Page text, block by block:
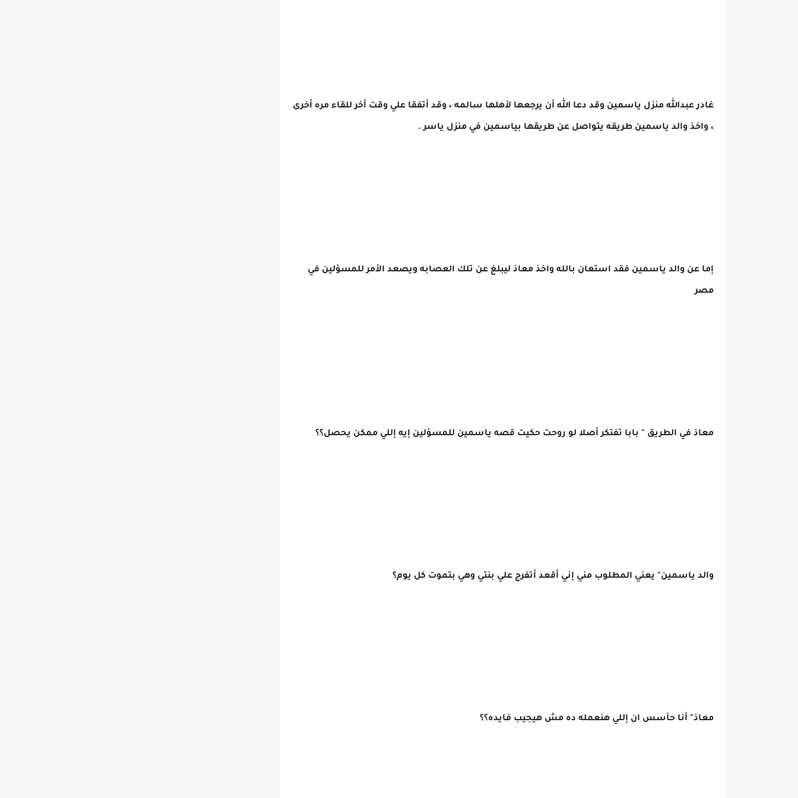
غادر عبدالله منزل ياسمين وقد دعا الله أن يرجعها لأهلها سالمه ، وقد أتفقا علي وقت أخر للقاء مره أخرى
، واخذ والد ياسمين طريقه يتواصل عن طريقها بياسمين في منزل ياسر .
إما عن والد ياسمين فقد استعان بالله واخذ معاذ ليبلغ عن تلك العصابه ويصعد الأمر للمسؤلين في
مصر
معاذ في الطريق " بابا تفتكر أصلا لو روحت حكيت قصه ياسمين للمسؤلين إيه إللي ممكن يحصل؟؟
والد ياسمين" يعني المطلوب مني إني أقعد أتفرج علي بنتي وهي بتموت كل يوم؟
معاذ" أنا حآسس ان إللي هنعمله ده مش هيجيب فايده؟؟